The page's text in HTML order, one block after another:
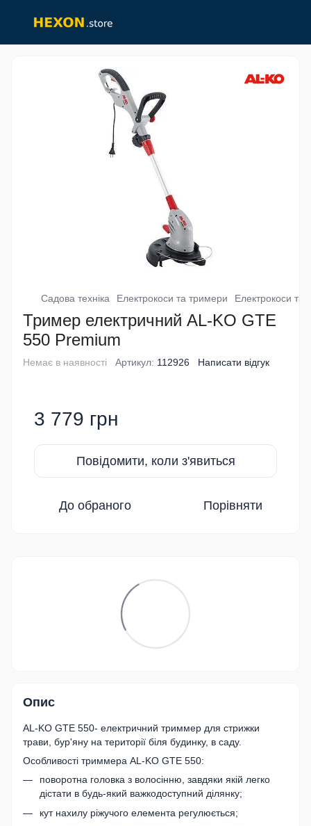
Садова техніка Електрокоси та тримери Електрокоси та
Тример електричний AL-KO GTE
550 Premium
Немає в наявності Артикул: 112926 Написати відгук
3 779 грн
Повідомити, коли з'явиться
До обраного Порівняти
Опис
AL-KO GTE 550- електричний триммер для стрижки
трави, бур'яну на території біля будинку, в саду.
Особливості триммера AL-KO GTE 550:
поворотна головка з волосінню, завдяки якій легко
дістати в будь-який важкодоступний ділянку;
кут нахилу ріжучого елемента регулюється;